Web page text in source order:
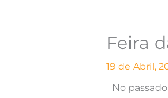
Feira
19 de Abril,
No